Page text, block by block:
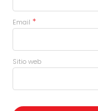
Email *
Sitio web